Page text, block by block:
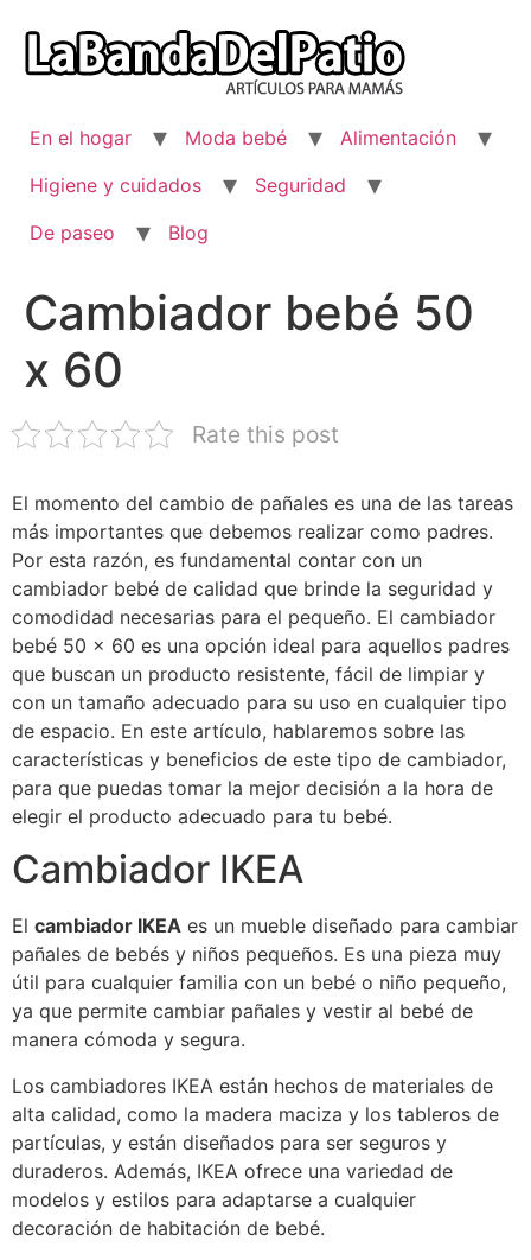
contenido
En el hogar Moda bebé
Alimentación
Higiene y cuidados
Seguridad
De paseo
Blog
Cambiador bebé 50
x 60
Rate this post
El momento del cambio de pañales es una de las tareas
más importantes que debemos realizar como padres.
Por esta razón, es fundamental contar con un
cambiador bebé de calidad que brinde la seguridad y
comodidad necesarias para el pequeño. El cambiador
bebé 50 x 60 es una opción ideal para aquellos padres
que buscan un producto resistente, fácil de limpiar y
con un tamaño adecuado para su uso en cualquier tipo
de espacio. En este artículo, hablaremos sobre las
características y beneficios de este tipo de cambiador,
para que puedas tomar la mejor decisión a la hora de
elegir el producto adecuado para tu bebé.
Cambiador IKEA
El cambiador IKEA es un mueble diseñado para cambiar
pañales de bebés y niños pequeños. Es una pieza muy
útil para cualquier familia con un bebé o niño pequeño,
ya que permite cambiar pañales y vestir al bebé de
manera cómoda y segura.
Los cambiadores IKEA están hechos de materiales de
alta calidad, como la madera maciza y los tableros de
partículas, y están diseñados para ser seguros y
duraderos. Además, IKEA ofrece una variedad de
modelos y estilos para adaptarse a cualquier
decoración de habitación de bebé.